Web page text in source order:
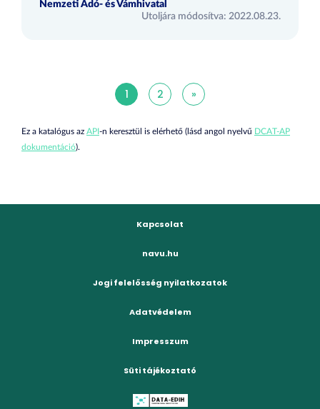
Nemzeti Adó- és Vámhivatal
Utoljára módosítva: 2022.08.23.
1 2 »
Ez a katalógus az API-n keresztül is elérhető (lásd angol nyelvű DCAT-AP
dokumentáció).
Kapcsolat
navu.hu
Jogi felelősség nyilatkozatok
Adatvédelem
Impresszum
Süti tájékoztató